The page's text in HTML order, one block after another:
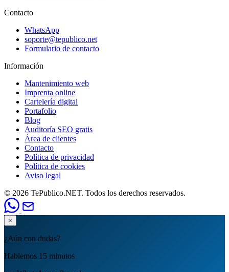
Contacto
WhatsApp
soporte@tepublico.net
Formulario de contacto
Información
Mantenimiento web
Imprenta online
Cartelería digital
Portafolio
Blog
Auditoría SEO gratis
Área de clientes
Contacto
Política de privacidad
Política de cookies
Aviso legal
© 2026 TePublico.NET. Todos los derechos reservados.
×
¿Aún con dudas?
Hablemos 15 minutos